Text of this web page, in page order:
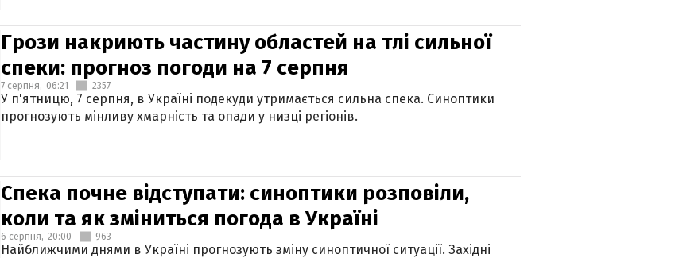
Грози накриють частину областей на тлі сильної
спеки: прогноз погоди на 7 серпня
7 серпня, 06:21 2357
У п'ятницю, 7 серпня, в Україні подекуди утримається сильна спека. Синоптики
прогнозують мінливу хмарність та опади у низці регіонів.
Спека почне відступати: синоптики розповіли,
коли та як зміниться погода в Україні
6 серпня, 20:00 963
Найближчими днями в Україні прогнозують зміну синоптичної ситуації. Західні